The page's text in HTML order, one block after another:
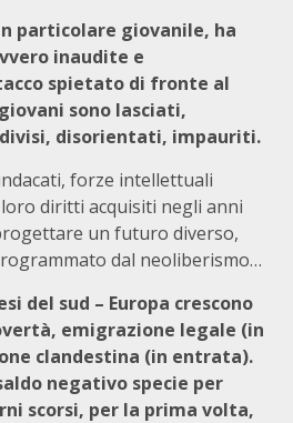
particolare giovanile, ha
inaudite e
spietato di fronte al
sono lasciati,
disorientati, impauriti.
forze intellettuali
diritti acquisiti negli anni
un futuro diverso,
dal neoliberismo…
del sud – Europa crescono
emigrazione legale (in
clandestina (in entrata).
negativo specie per
scorsi, per la prima volta,